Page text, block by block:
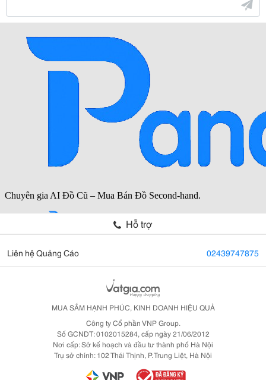
Hỗ trợ
Liên hệ Quảng Cáo 02439747875
MUA SẮM HẠNH PHÚC, KINH DOANH HIỆU QUẢ
Công ty Cổ phần VNP Group.
Số GCNDT: 0102015284, cấp ngày 21/06/2012
Nơi cấp: Sở kế hoạch và đầu tư thành phố Hà Nội
Trụ sở chính: 102 Thái Thịnh, P. Trung Liệt, Hà Nội